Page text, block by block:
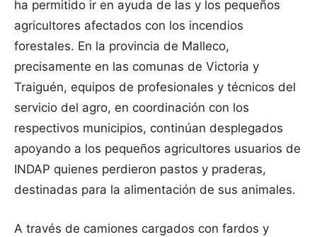
ha permitido ir en ayuda de las y los pequeños
agricultores afectados con los incendios
forestales. En la provincia de Malleco,
precisamente en las comunas de Victoria y
Traiguén, equipos de profesionales y técnicos del
servicio del agro, en coordinación con los
respectivos municipios, continúan desplegados
apoyando a los pequeños agricultores usuarios de
INDAP quienes perdieron pastos y praderas,
destinadas para la alimentación de sus animales.
A través de camiones cargados con fardos y